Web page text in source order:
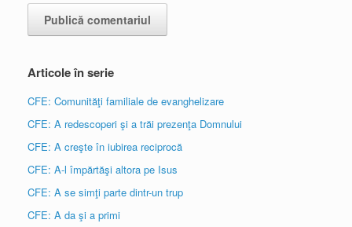
Articole în serie
CFE: Comunităţi familiale de evanghelizare
CFE: A redescoperi şi a trăi prezenţa Domnului
CFE: A creşte în iubirea reciprocă
CFE: A-l împărtăşi altora pe Isus
CFE: A se simţi parte dintr-un trup
CFE: A da şi a primi